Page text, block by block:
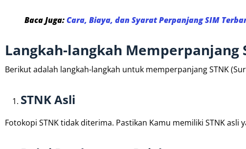
Baca Juga:Cara, Biaya, dan Syarat Perpanjang SIM
Langkah-langkah Memperpanjang
Berikut adalah langkah-langkah untuk memperpanjang STNK
STNK Asli
Fotokopi STNK tidak diterima. Pastikan Kamu memiliki STNK asli